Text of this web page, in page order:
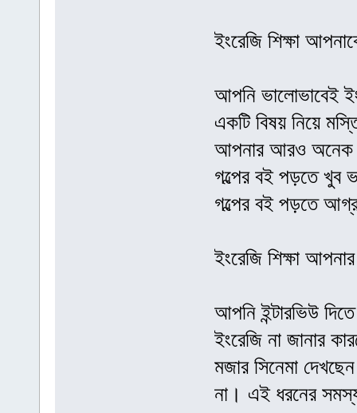
ইংরেজি শিক্ষা
আপনি ভালোভাবেই
একটি বিষয় নিয়ে
আপনার আরও অনেক
গল্পের বই পড়তে খুব
গল্পের বই পড়তে
ইংরেজি শিক্ষা
আপনি ইন্টারভিউ
ইংরেজি না জানার
মজার সিনেমা
না। এই ধরনের